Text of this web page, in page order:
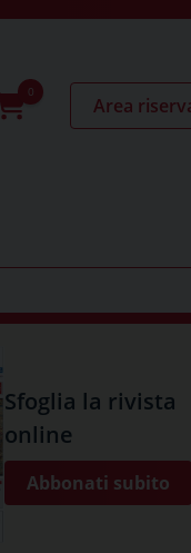
0
Area
Sfoglia la rivista
online
Abbonati subito